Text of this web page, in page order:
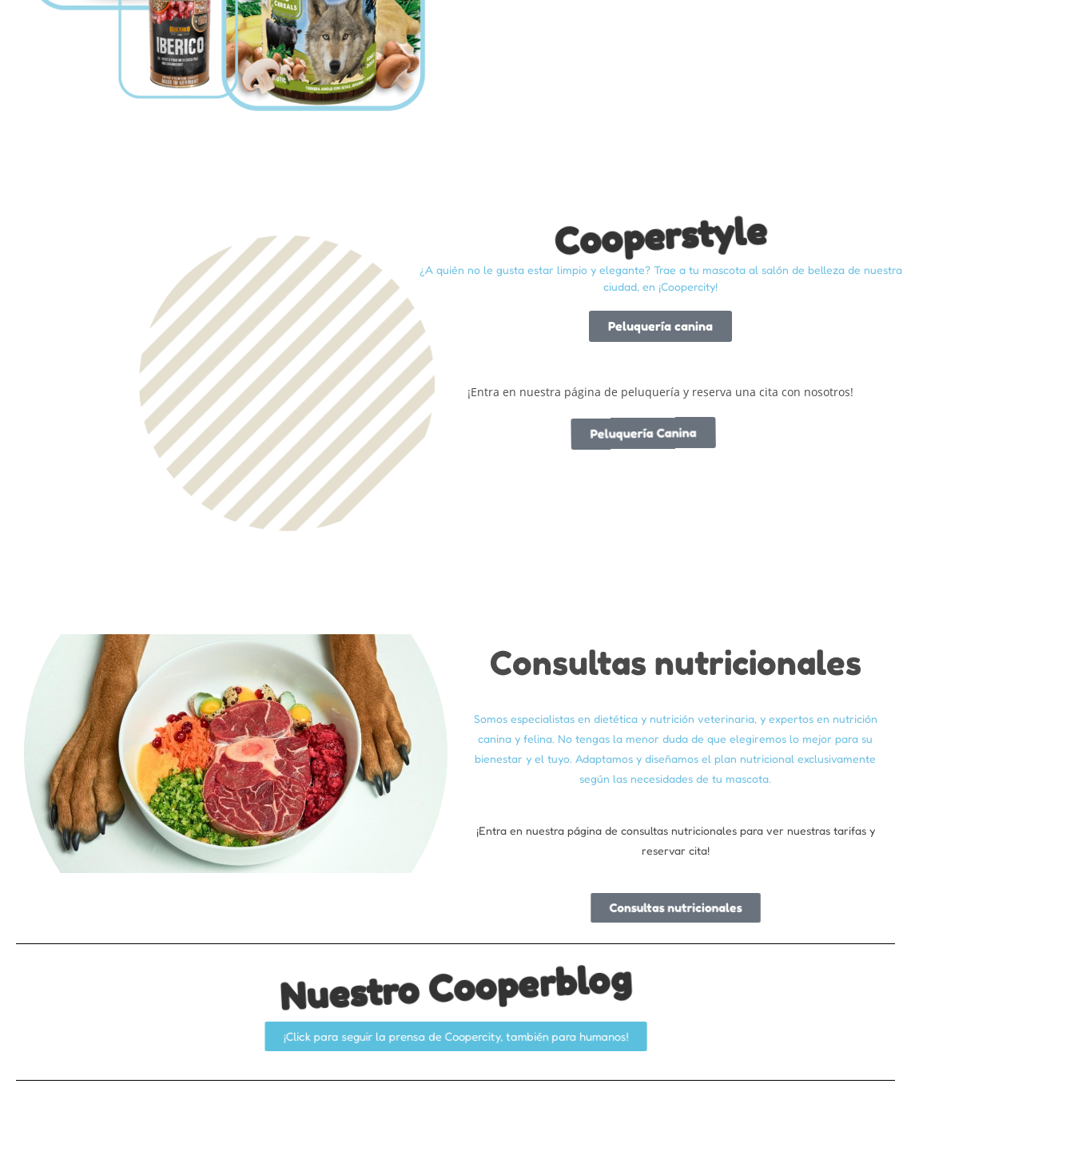
Cooperstyle
¿A quién no le gusta estar limpio y elegante? Trae a tu mascota al salón de belleza de nuestra
ciudad, en ¡Coopercity!
Peluquería canina
¡Entra en nuestra página de peluquería y reserva una cita con nosotros!
Peluquería Canina
Consultas nutricionales
Somos especialistas en dietética y nutrición veterinaria, y expertos en nutrición
canina y felina. No tengas la menor duda de que elegiremos lo mejor para su
bienestar y el tuyo. Adaptamos y diseñamos el plan nutricional exclusivamente
según las necesidades de tu mascota.
¡Entra en nuestra página de consultas nutricionales para ver nuestras tarifas y
reservar cita!
Consultas nutricionales
Nuestro Cooperblog
¡Click para seguir la prensa de Coopercity, también para humanos!